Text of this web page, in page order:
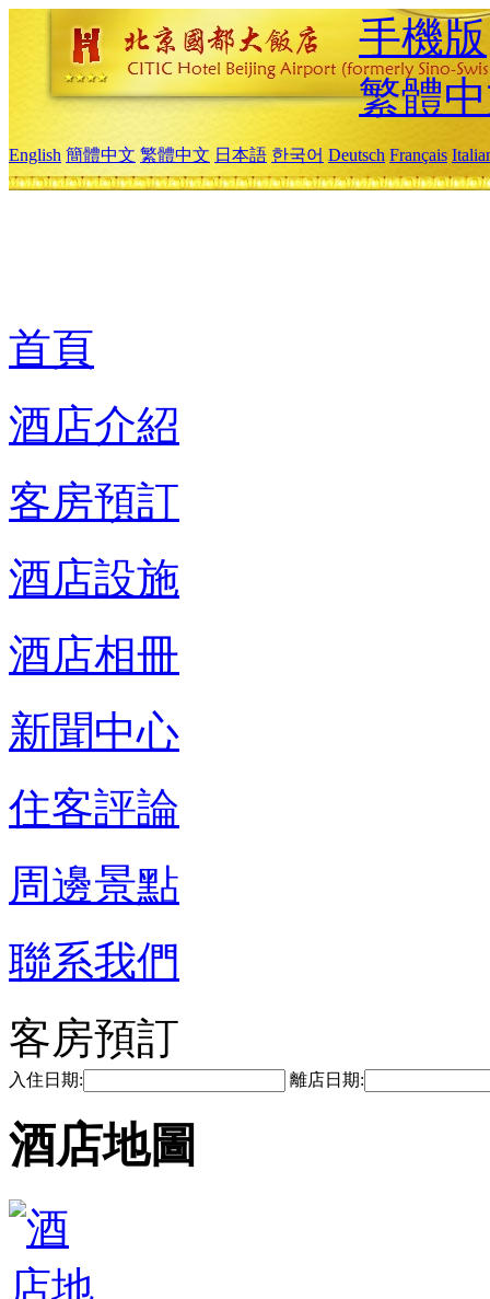
手機版
繁體
English 簡體中文 繁體中文 日本語 한국어 Deutsch Français
首頁
酒店介紹
客房預訂
酒店設施
酒店相冊
新聞中心
住客評論
周邊景點
聯系我們
客房預訂
入住日期: 離店日期:
酒店地圖